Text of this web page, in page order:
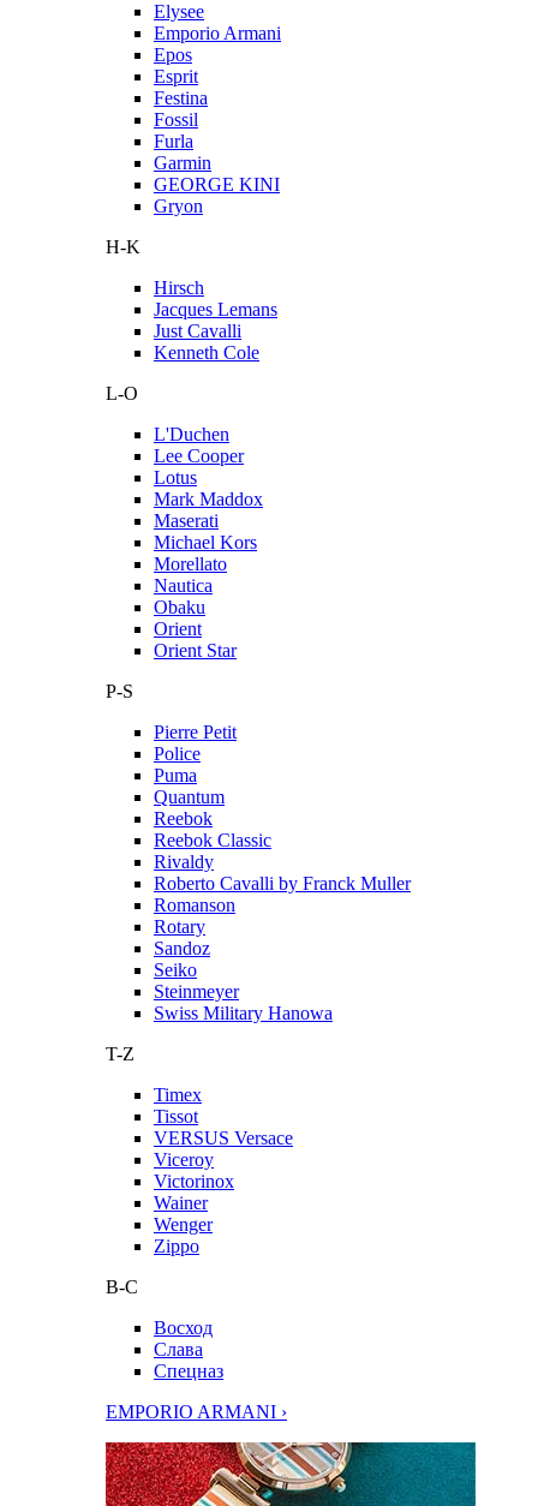
Elysee
Emporio Armani
Epos
Esprit
Festina
Fossil
Furla
Garmin
GEORGE KINI
Gryon
H-K
Hirsch
Jacques Lemans
Just Cavalli
Kenneth Cole
L-O
L'Duchen
Lee Cooper
Lotus
Mark Maddox
Maserati
Michael Kors
Morellato
Nautica
Obaku
Orient
Orient Star
P-S
Pierre Petit
Police
Puma
Quantum
Reebok
Reebok Classic
Rivaldy
Roberto Cavalli by Franck Muller
Romanson
Rotary
Sandoz
Seiko
Steinmeyer
Swiss Military Hanowa
T-Z
Timex
Tissot
VERSUS Versace
Viceroy
Victorinox
Wainer
Wenger
Zippo
В-С
Восход
Слава
Спецназ
EMPORIO ARMANI ›